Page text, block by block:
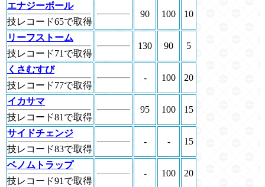
エナジーボール
技レコード65で取得
90 100 10
リーフストーム
技レコード71で取得
130 90 5
くさむすび
技レコード77で取得
- 100 20
イカサマ
技レコード81で取得
95 100 15
サイドチェンジ
技レコード83で取得
- - 15
ベノムトラップ
技レコード91で取得
- 100 20